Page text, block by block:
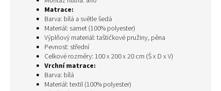
Matrace:
Barva: bílá a světle šedá
Materiál: samet (100% polyester)
Výplňový materiál: taštičkové pružiny, pěna
Pevnost: střední
Celkové rozměry: 100 x 200 x 20 cm (Š x D x V)
Vrchní matrace:
Barva: bílá
Materiál: textil (100% polyester)